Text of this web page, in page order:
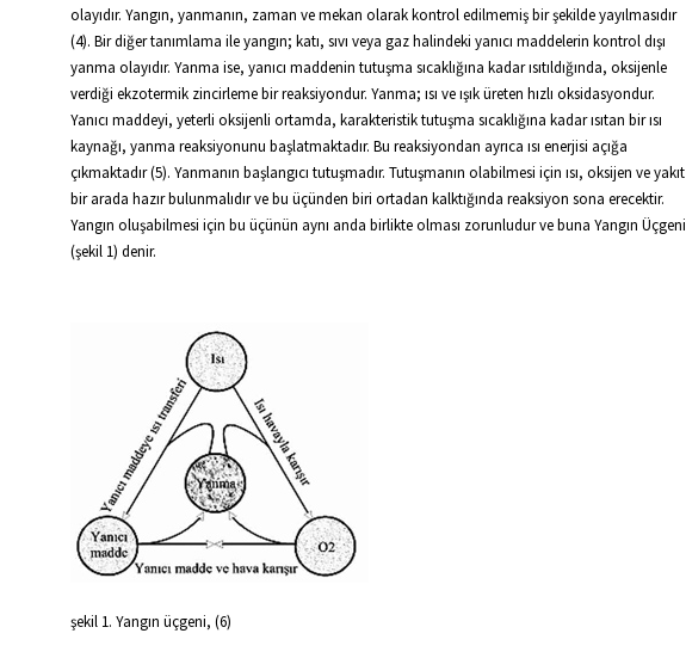
olayıdır. Yangın, yanmanın, zaman ve mekan olarak kontrol edilmemiş bir şekilde yayılmasıdır
(4). Bir diğer tanımlama ile yangın; katı, sıvı veya gaz halindeki yanıcı maddelerin kontrol dışı
yanma olayıdır. Yanma ise, yanıcı maddenin tutuşma sıcaklığına kadar ısıtıldığında, oksijenle
verdiği ekzotermik zincirleme bir reaksiyondur. Yanma; ısı ve ışık üreten hızlı oksidasyondur.
Yanıcı maddeyi, yeterli oksijenli ortamda, karakteristik tutuşma sıcaklığına kadar ısıtan bir ısı
kaynağı, yanma reaksiyonunu başlatmaktadır. Bu reaksiyondan ayrıca ısı enerjisi açığa
çıkmaktadır (5). Yanmanın başlangıcı tutuşmadır. Tutuşmanın olabilmesi için ısı, oksijen ve yakıt
bir arada hazır bulunmalıdır ve bu üçünden biri ortadan kalktığında reaksiyon sona erecektir.
Yangın oluşabilmesi için bu üçünün aynı anda birlikte olması zorunludur ve buna Yangın Üçgeni
(şekil 1) denir.
şekil 1. Yangın üçgeni, (6)